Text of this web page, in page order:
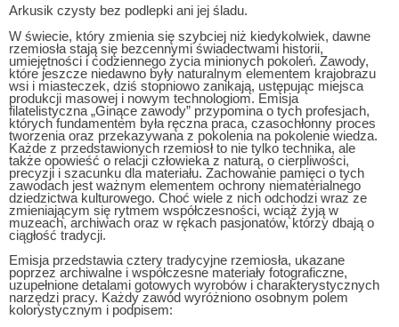
Arkusik czysty bez podlepki ani jej śladu.
W świecie, który zmienia się szybciej niż kiedykolwiek, dawne
rzemiosła stają się bezcennymi świadectwami historii,
umiejętności i codziennego życia minionych pokoleń. Zawody,
które jeszcze niedawno były naturalnym elementem krajobrazu
wsi i miasteczek, dziś stopniowo zanikają, ustępując miejsca
produkcji masowej i nowym technologiom. Emisja
filatelistyczna „Ginące zawody” przypomina o tych profesjach,
których fundamentem była ręczna praca, czasochłonny proces
tworzenia oraz przekazywana z pokolenia na pokolenie wiedza.
Każde z przedstawionych rzemiosł to nie tylko technika, ale
także opowieść o relacji człowieka z naturą, o cierpliwości,
precyzji i szacunku dla materiału. Zachowanie pamięci o tych
zawodach jest ważnym elementem ochrony niematerialnego
dziedzictwa kulturowego. Choć wiele z nich odchodzi wraz ze
zmieniającym się rytmem współczesności, wciąż żyją w
muzeach, archiwach oraz w rękach pasjonatów, którzy dbają o
ciągłość tradycji.
Emisja przedstawia cztery tradycyjne rzemiosła, ukazane
poprzez archiwalne i współczesne materiały fotograficzne,
uzupełnione detalami gotowych wyrobów i charakterystycznych
narzędzi pracy. Każdy zawód wyróżniono osobnym polem
kolorystycznym i podpisem: